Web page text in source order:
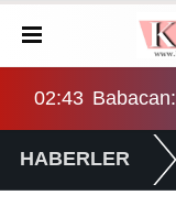
eşitlik
02:43
HABERLER